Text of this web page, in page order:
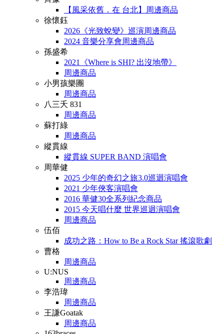
【風采依舊．在 台北】周邊商品
徐懷鈺
2026《光致蛻變》巡演周邊商品
2024 音樂分享會周邊商品
孫盛希
2021《Where is SHI? 出沒地帶》
周邊商品
小男孩樂團
周邊商品
八三夭 831
周邊商品
蘇打綠
周邊商品
縱貫線
縱貫線 SUPER BAND 演唱會
周華健
2025 少年的奇幻之旅3.0巡迴演唱會
2021 少年俠客演唱會
2016 華健30全系列紀念商品
2015 今天唱什麼 世界巡迴演唱會
周邊商品
伍佰
成功之路：How to Be a Rock Star 搖滾歌劇
曹格
周邊商品
U:NUS
周邊商品
李浩瑋
周邊商品
王謙Goatak
周邊商品